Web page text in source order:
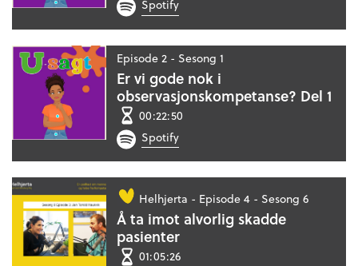
Spotify
Episode 2 - Sesong 1
Er vi gode nok i
observasjonskompetanse? Del 1
00:22:50
Spotify
Helhjerta - Episode 4 - Sesong 6
Å ta imot alvorlig skadde
pasienter
01:05:26